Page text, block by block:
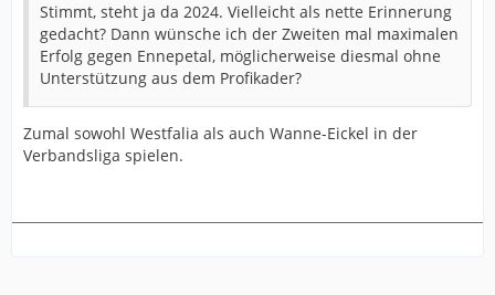
Stimmt, steht ja da 2024. Vielleicht als nette Erinnerung
gedacht? Dann wünsche ich der Zweiten mal maximalen
Erfolg gegen Ennepetal, möglicherweise diesmal ohne
Unterstützung aus dem Profikader?
Zumal sowohl Westfalia als auch Wanne-Eickel in der
Verbandsliga spielen.